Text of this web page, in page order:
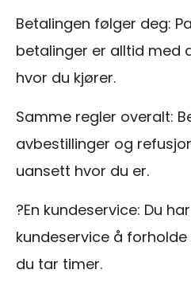
Betalingen følger deg:
betalinger er alltid med
hvor du kjører.
Samme regler overalt:
avbestillinger og
uansett hvor du er.
?En kundeservice: Du
kundeservice å
du tar timer.